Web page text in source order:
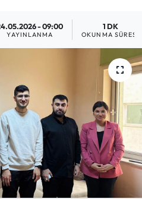
- 09:00
YAYINLANMA
1 DK
OKUNMA SÜRESI